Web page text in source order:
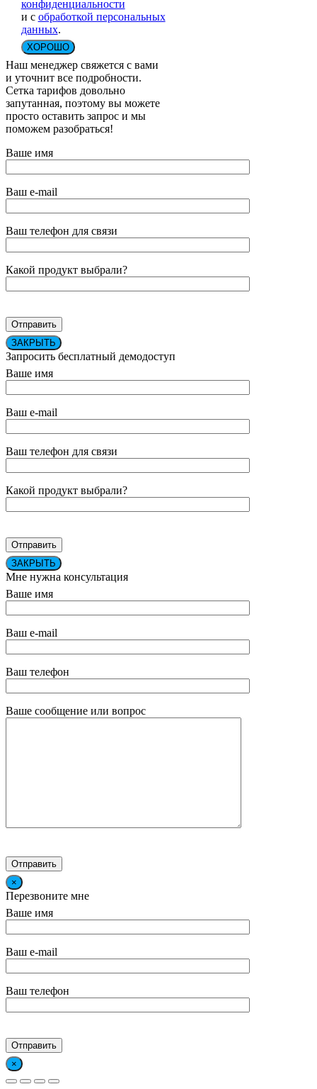
конфиденциальности
и с обработкой персональных
данных.
ХОРОШО
Наш менеджер свяжется с вами
и уточнит все подробности.
Сетка тарифов довольно
запутанная, поэтому вы можете
просто оставить запрос и мы
поможем разобраться!
Ваше имя
Ваш e-mail
Ваш телефон для связи
Какой продукт выбрали?
ЗАКРЫТЬ
Запросить бесплатный демодоступ
Ваше имя
Ваш e-mail
Ваш телефон для связи
Какой продукт выбрали?
ЗАКРЫТЬ
Мне нужна консультация
Ваше имя
Ваш e-mail
Ваш телефон
Ваше сообщение или вопрос
×
Перезвоните мне
Ваше имя
Ваш e-mail
Ваш телефон
×